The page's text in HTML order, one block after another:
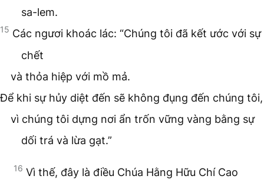
sa-lem.
15 Các ngươi khoác lác: “Chúng tôi đã kết ước với sự
chết
và thỏa hiệp với mồ mả.
Để khi sự hủy diệt đến sẽ không đụng đến chúng tôi,
vì chúng tôi dựng nơi ẩn trốn vững vàng bằng sự
dối trá và lừa gạt.”
16 Vì thế, đây là điều Chúa Hằng Hữu Chí Cao